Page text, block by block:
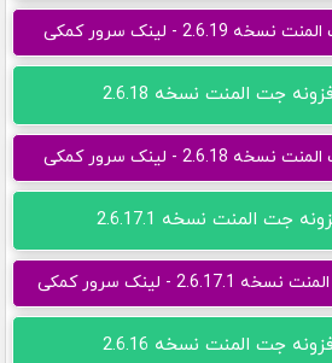
- لینک سرور کمکی
جت المنت نسخه 2.6.18
- لینک سرور کمکی
جت المنت نسخه 2.6.17.1
- لینک سرور کمکی
جت المنت نسخه 2.6.16